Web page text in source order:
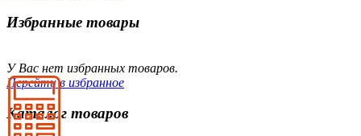
Избранные товары
У Вас нет избранных товаров.
Перейти в избранное
Каталог товаров